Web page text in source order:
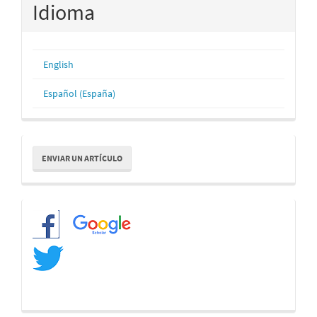
Idioma
English
Español (España)
Enviar
un
artículo
ENVIAR UN ARTÍCULO
Redes